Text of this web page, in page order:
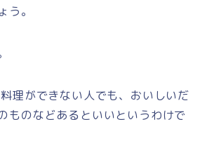
う。
理ができない人でも、おいしいだ
ものなどあるといいというわけで